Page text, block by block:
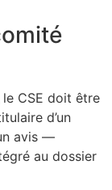
CSE doit être
d’un
avis —
au dossier